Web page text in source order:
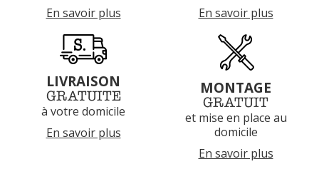
En savoir plus
En savoir plus
LIVRAISON
GRATUITE
à votre domicile
En savoir plus
MONTAGE
GRATUIT
et mise en place au
domicile
En savoir plus